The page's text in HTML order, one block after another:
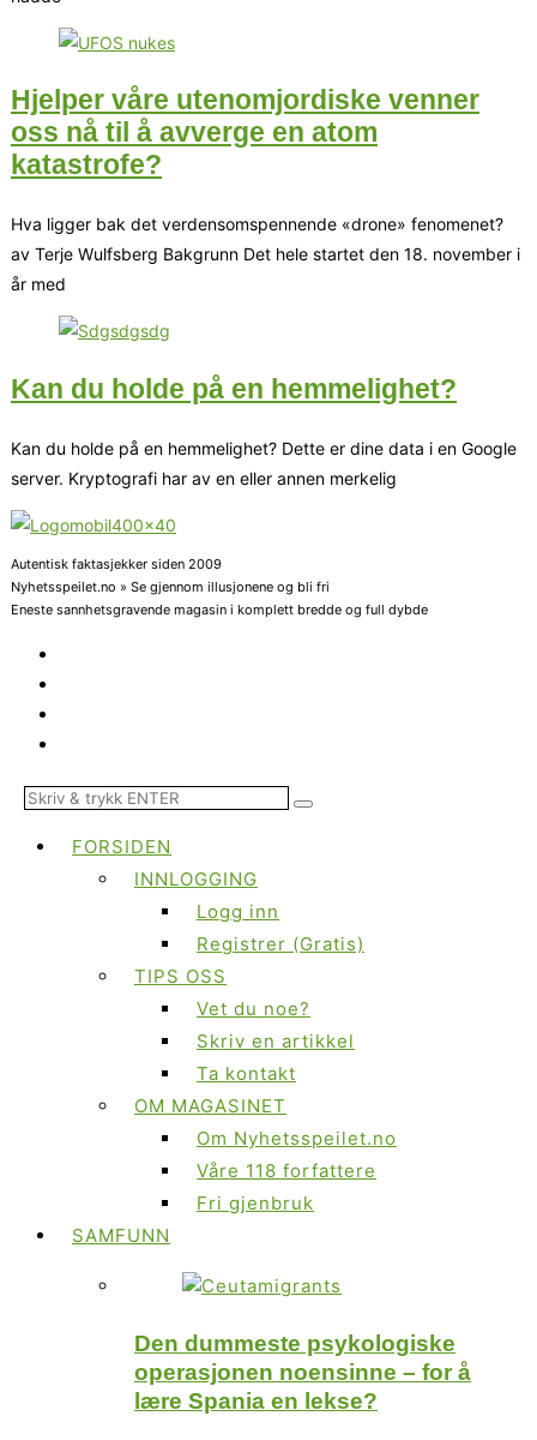
Hjelper våre utenomjordiske venner
oss nå til å avverge en atom
katastrofe?
Hva ligger bak det verdensomspennende «drone» fenomenet?
av Terje Wulfsberg Bakgrunn Det hele startet den 18. november i
år med
Kan du holde på en hemmelighet?
Kan du holde på en hemmelighet? Dette er dine data i en Google
server. Kryptografi har av en eller annen merkelig
Autentisk faktasjekker siden 2009
Nyhetsspeilet.no » Se gjennom illusjonene og bli fri
Eneste sannhetsgravende magasin i komplett bredde og full dybde
FORSIDEN
INNLOGGING
Logg inn
Registrer (Gratis)
TIPS OSS
Vet du noe?
Skriv en artikkel
Ta kontakt
OM MAGASINET
Om Nyhetsspeilet.no
Våre 118 forfattere
Fri gjenbruk
SAMFUNN
Den dummeste psykologiske
operasjonen noensinne – for å
lære Spania en lekse?